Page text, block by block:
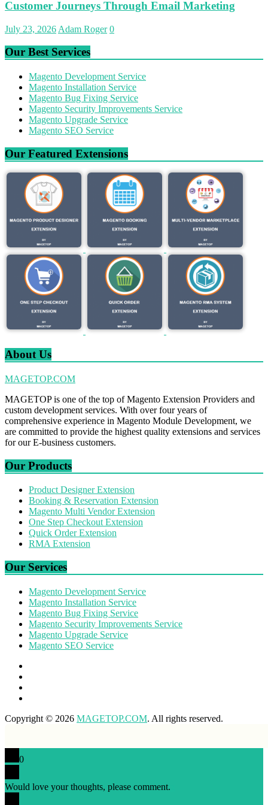
Customer Journeys Through Email Marketing
July 23, 2026 Adam Roger 0
Our Best Services
Magento Development Service
Magento Installation Service
Magento Bug Fixing Service
Magento Security Improvements Service
Magento Upgrade Service
Magento SEO Service
Our Featured Extensions
About Us
MAGETOP.COM
MAGETOP is one of the top of Magento Extension Providers and
custom development services. With over four years of
comprehensive experience in Magento Module Development, we
are committed to provide the highest quality extensions and services
for our E-business customers.
Our Products
Product Designer Extension
Booking & Reservation Extension
Magento Multi Vendor Extension
One Step Checkout Extension
Quick Order Extension
RMA Extension
Our Services
Magento Development Service
Magento Installation Service
Magento Bug Fixing Service
Magento Security Improvements Service
Magento Upgrade Service
Magento SEO Service
Copyright © 2026 MAGETOP.COM. All rights reserved.
0
Would love your thoughts, please comment.